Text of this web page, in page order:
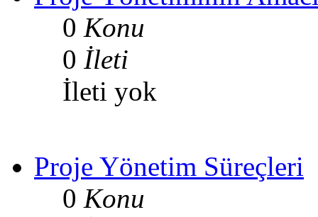
0 Konu
0 İleti
İleti yok
Proje Yönetim Süreçleri
0 Konu